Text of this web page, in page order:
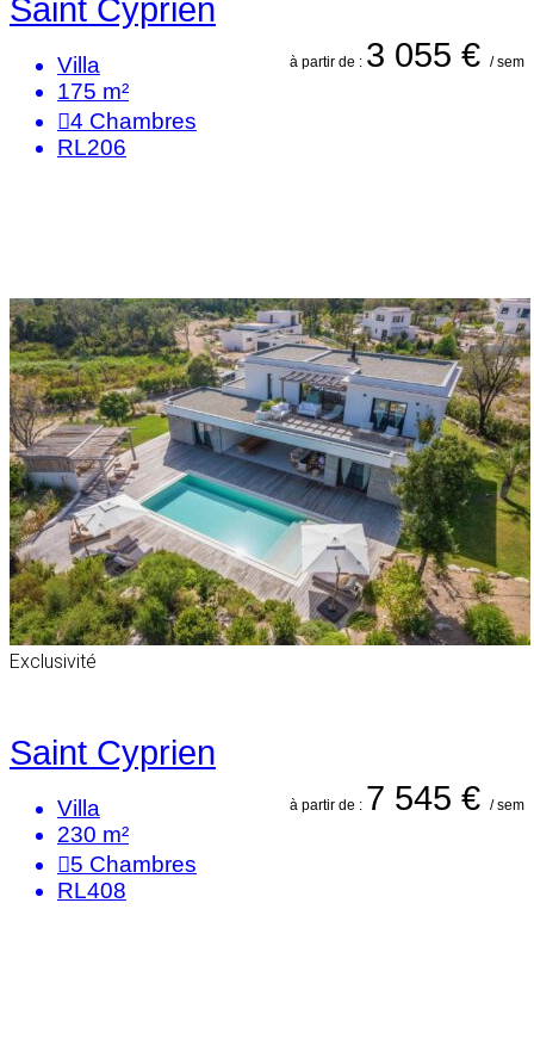
Saint Cyprien
à partir de : 3 055 € / sem
Villa
175 m²
4 Chambres
RL206
Exclusivité
Saint Cyprien
à partir de : 7 545 € / sem
Villa
230 m²
5 Chambres
RL408